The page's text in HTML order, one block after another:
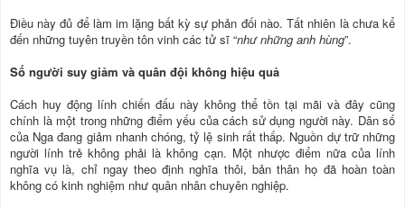
Điều này đủ để làm im lặng bất kỳ sự phản đối nào. Tất nhiên là chưa kể
đến những tuyên truyền tôn vinh các tử sĩ “như những anh hùng”.
Số người suy giảm và quân đội không hiệu quả
Cách huy động lính chiến đấu này không thể tồn tại mãi và đây cũng
chính là một trong những điểm yếu của cách sử dụng người này. Dân số
của Nga đang giảm nhanh chóng, tỷ lệ sinh rất thấp. Nguồn dự trữ những
người lính trẻ không phải là không cạn. Một nhược điểm nữa của lính
nghĩa vụ là, chỉ ngay theo định nghĩa thôi, bản thân họ đã hoàn toàn
không có kinh nghiệm như quân nhân chuyên nghiệp.